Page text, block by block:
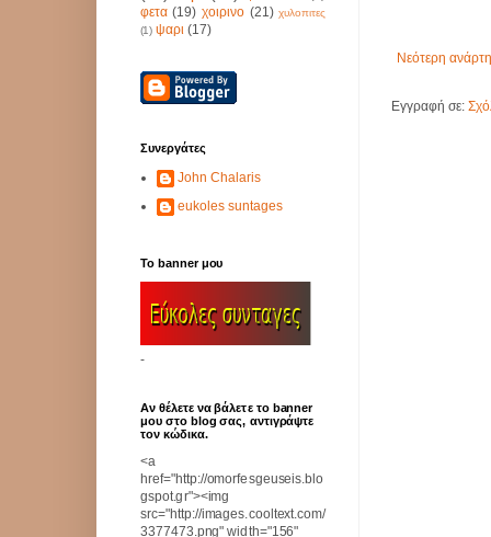
Νεότερη
Εγγραφή σε:
φετα (19) χοιρινο (21) χυλοπιτες
(1) ψαρι (17)
Συνεργάτες
John Chalaris
eukoles suntages
Το banner μου
-
Αν θέλετε να βάλετε το banner
μου στο blog σας, αντιγράψτε
τον κώδικα.
<a
href="http://omorfesgeuseis.blo
gspot.gr"><img
src="http://images.cooltext.com/
3377473.png" width="156"